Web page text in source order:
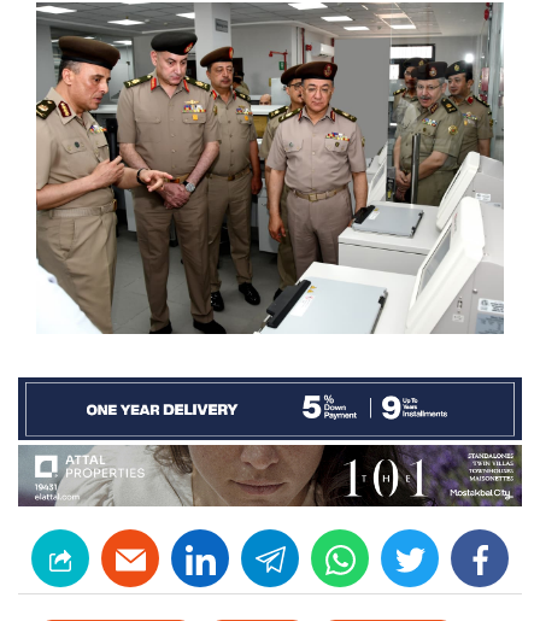
facebook
twitter
whats
telegram
linkedin